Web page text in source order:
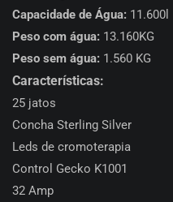
Capacidade de Água: 11.600l
Peso com água: 13.160KG
Peso sem água: 1.560 KG
Características:
25 jatos
Concha Sterling Silver
Leds de cromoterapia
Control Gecko K1001
32 Amp